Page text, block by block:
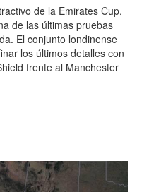
de la Emirates Cup,
de las últimas pruebas
El conjunto londinense
los últimos detalles con
frente al Manchester